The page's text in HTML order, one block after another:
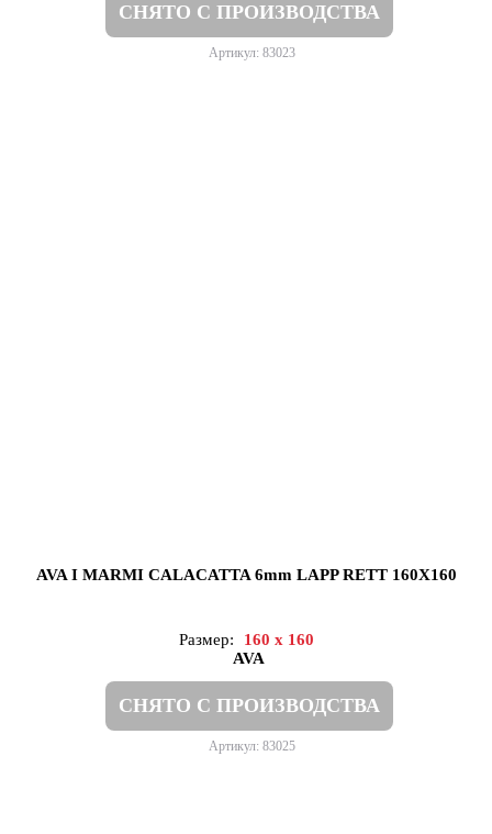
СНЯТО С ПРОИЗВОДСТВА
Артикул: 83023
AVA I MARMI CALACATTA 6mm LAPP RETT 160X160
Размер:
160 x 160
AVA
СНЯТО С ПРОИЗВОДСТВА
Артикул: 83025